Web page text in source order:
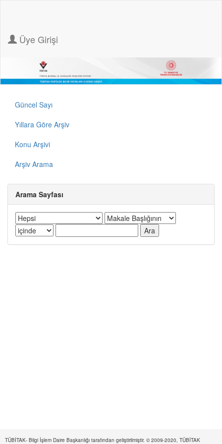
Üye Girişi
Güncel Sayı
Yıllara Göre Arşiv
Konu Arşivi
Arşiv Arama
Arama Sayfası
TÜBİTAK- Bilgi İşlem Daire Başkanlığı tarafından geliştirilmiştir. © 2009-2020, TÜBİTAK